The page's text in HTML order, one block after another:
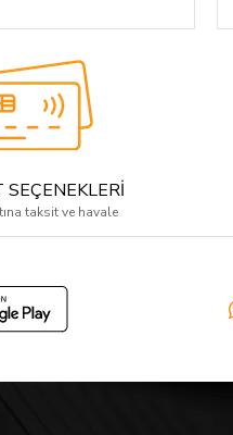
SEÇENEKLERİ
taksit ve havale